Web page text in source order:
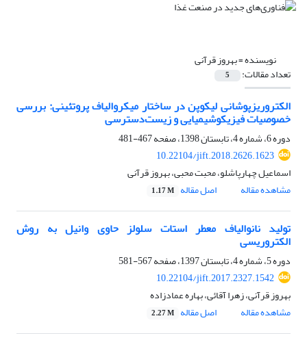
نویسنده =بهروز قرآنی
تعداد مقالات: 5
الکتروریزپوشانی لیکوپن در ساختار میکروالیاف پروتئینی: بررسی
خصوصیات فیزیکوشیمیایی و زیست‌دسترسی
دوره 6، شماره 4، تابستان 1398، صفحه
467-481
10.22104/jift.2018.2626.1623
اسماعیل چهارپاشلو، محبت محبی، بهروز قرآنی
مشاهده مقاله
اصل مقاله 1.17 M
تولید نانوالیاف معطر استات سلولز حاوی وانیل به روش
الکتروریسی
دوره 5، شماره 4، تابستان 1397، صفحه
567-581
10.22104/jift.2017.2327.1542
بهروز قرآنی، زهرا آقائی، بهاره عمادزاده
مشاهده مقاله
اصل مقاله 2.27 M